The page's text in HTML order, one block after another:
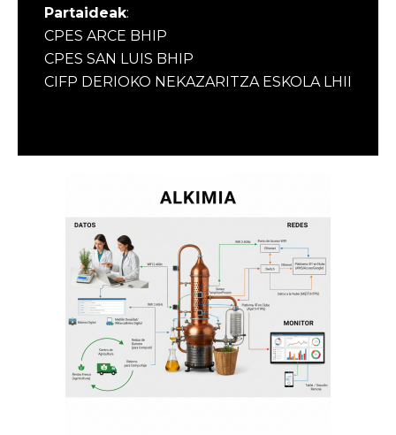
Partaideak:
CPES ARCE BHIP
CPES SAN LUIS BHIP
CIFP DERIOKO NEKAZARITZA ESKOLA LHII